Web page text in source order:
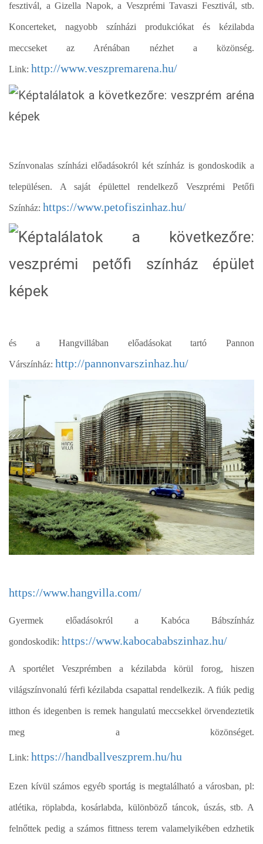
fesztivál, a Gizella Napok, a Veszprémi Tavaszi Fesztivál, stb.
Koncerteket, nagyobb színházi produkciókat és kézilabda
meccseket az Arénában nézhet a közönség.
Link: http://www.veszpremarena.hu/
Színvonalas színházi előadásokról két színház is gondoskodik a
településen. A saját épülettel rendelkező Veszprémi Petőfi
Színház: https://www.petofiszinhaz.hu/
és a Hangvillában előadásokat tartó Pannon
Várszínház: http://pannonvarszinhaz.hu/
https://www.hangvilla.com/
Gyermek előadásokról a Kabóca Bábszínház
gondoskodik: https://www.kabocababszinhaz.hu/
A sportélet Veszprémben a kézilabda körül forog, hiszen
világszínvonalú férfi kézilabda csapattal rendelkezik. A fiúk pedig
itthon és idegenben is remek hangulatú meccsekkel örvendeztetik
meg a közönséget.
Link: https://handballveszprem.hu/hu
Ezen kívül számos egyéb sportág is megtalálható a városban, pl:
atlétika, röplabda, kosárlabda, különböző táncok, úszás, stb. A
felnőttek pedig a számos fittness terem valamelyikében edzhetik